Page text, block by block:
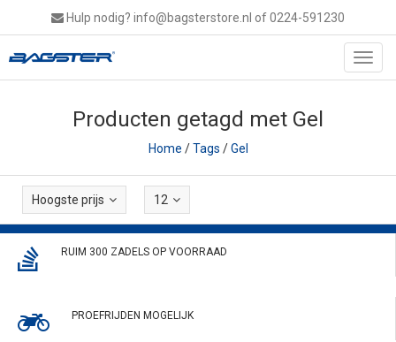
Hulp nodig? info@bagsterstore.nl of 0224-591230
Producten getagd met Gel
Home /Tags /Gel
Hoogste prijs 12
RUIM 300 ZADELS OP VOORRAAD
PROEFRIJDEN MOGELIJK